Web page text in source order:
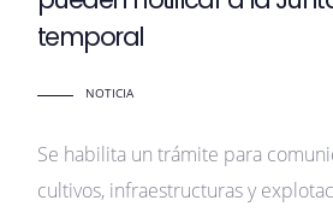
temporal
NOTICIA
Se habilita un trámite para
cultivos, infraestructuras y